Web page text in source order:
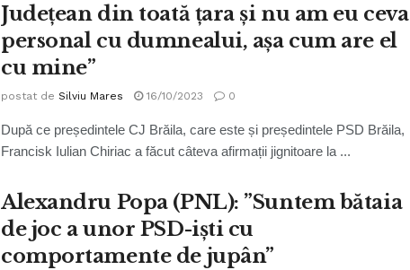
Județean din toată țara și nu am eu ceva
personal cu dumnealui, așa cum are el
cu mine”
postat de Silviu Mares 16/10/2023 0
După ce președintele CJ Brăila, care este și președintele PSD Brăila,
Francisk Iulian Chiriac a făcut câteva afirmații jignitoare la ...
Alexandru Popa (PNL): ”Suntem bătaia
de joc a unor PSD-iști cu
comportamente de jupân”